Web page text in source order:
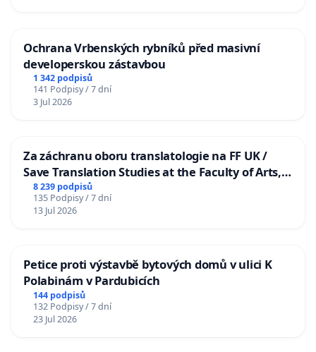
Ochrana Vrbenských rybníků před masivní
developerskou zástavbou
1 342 podpisů
141 Podpisy / 7 dní
3 Jul 2026
Za záchranu oboru translatologie na FF UK /
Save Translation Studies at the Faculty of Arts,
Charles University
8 239 podpisů
135 Podpisy / 7 dní
13 Jul 2026
Petice proti výstavbě bytových domů v ulici K
Polabinám v Pardubicích
144 podpisů
132 Podpisy / 7 dní
23 Jul 2026